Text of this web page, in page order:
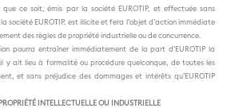
ce soit, émis par la société EUROTIP, et effectuée sans
société EUROTIP, est illicite et fera l’objet d’action immédiate
des règles de propriété industrielle ou de concurrence.
pourra entraîner immédiatement de la part d’EUROTIP la
y ait lieu à formalité ou procédure quelconque, de toutes les
et sans préjudice des dommages et intérêts qu’EUROTIP
INTELLECTUELLE OU INDUSTRIELLE